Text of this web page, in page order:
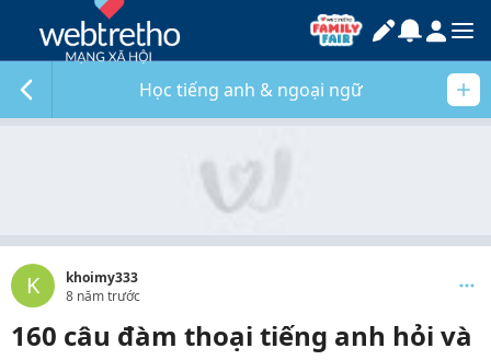
Học tiếng anh & ngoại ngữ
K
khoimy333
8 năm trước
160 câu đàm thoại tiếng anh hỏi và